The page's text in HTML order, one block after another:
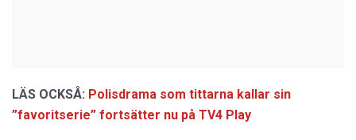
LÄS OCKSÅ: Polisdrama som tittarna kallar sin
”favoritserie” fortsätter nu på TV4 Play